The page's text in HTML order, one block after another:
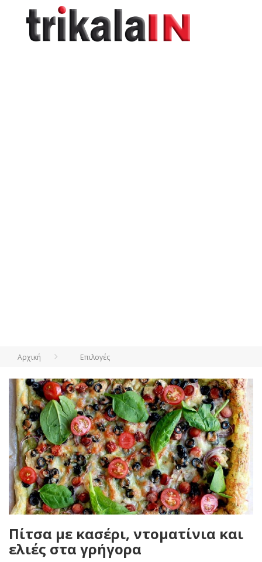
Αρχική Επιλογές
Πίτσα με κασέρι, ντοματίνια και
ελιές στα γρήγορα